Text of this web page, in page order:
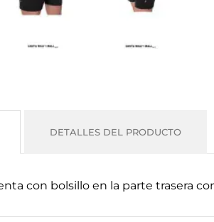
DETALLES DEL PRODUCTO
con bolsillo en la parte trasera